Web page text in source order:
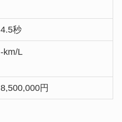
4.5秒
-km/L
8,500,000円